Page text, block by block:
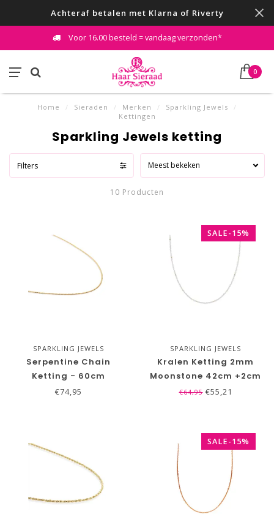
Achteraf betalen met Klarna of Riverty
Voor 16.00 besteld = vandaag verzonden*
0
Home / Sieraden / Merken / Sparkling Jewels
/
Kettingen
Sparkling Jewels ketting
Filters Meest bekeken
10 Producten
SPARKLING JEWELS
Serpentine Chain
Ketting - 60cm
€74,95
SALE-15%
SPARKLING JEWELS
Kralen Ketting 2mm
Moonstone 42cm +2cm
€64,95€55,21
SALE-15%